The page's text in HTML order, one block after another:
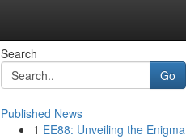
Search
Go
Published News
1 EE88: Unveiling the Enigma